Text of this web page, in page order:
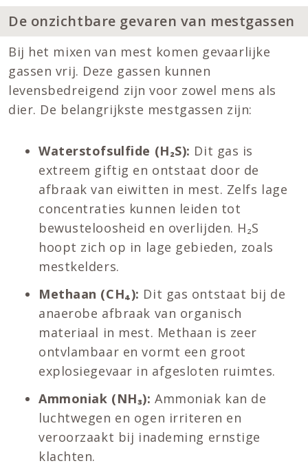
De onzichtbare gevaren van mestgassen
Bij het mixen van mest komen gevaarlijke
gassen vrij. Deze gassen kunnen
levensbedreigend zijn voor zowel mens als
dier. De belangrijkste mestgassen zijn:
Waterstofsulfide (H₂S): Dit gas is
extreem giftig en ontstaat door de
afbraak van eiwitten in mest. Zelfs lage
concentraties kunnen leiden tot
bewusteloosheid en overlijden. H₂S
hoopt zich op in lage gebieden, zoals
mestkelders.
Methaan (CH₄): Dit gas ontstaat bij de
anaerobe afbraak van organisch
materiaal in mest. Methaan is zeer
ontvlambaar en vormt een groot
explosiegevaar in afgesloten ruimtes.
Ammoniak (NH₃): Ammoniak kan de
luchtwegen en ogen irriteren en
veroorzaakt bij inademing ernstige
klachten.